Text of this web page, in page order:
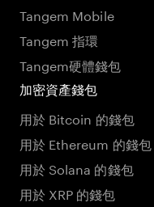
Tangem Mobile
Tangem 指環
Tangem硬體錢包
加密資產錢包
用於 Bitcoin 的錢包
用於 Ethereum 的錢包
用於 Solana 的錢包
用於 XRP 的錢包